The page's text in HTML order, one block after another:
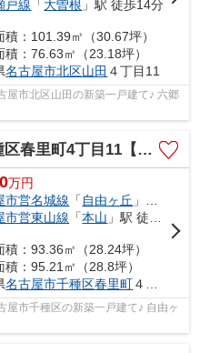
戸線 「大曽根 」駅 徒歩14分
積：101.39㎡（30.67坪）
積：76.63㎡（23.18坪）
名古屋市北区山田 ４丁目11
北区山田の新築一戸建て♪ 六郷
【仲介手数料無料】新築一戸建て 1号棟
万円
市営名城線 「 自由ヶ丘 」駅 徒歩9分
市営東山線 「本山 」駅 徒歩10分
積：93.36㎡（28.24坪）
積：95.21㎡（28.8坪）
名古屋市千種区春里町４丁目11
千種区の新築一戸建て♪ 自由ヶ